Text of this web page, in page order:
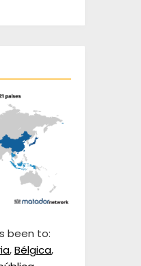
been to:
,Bélgica,